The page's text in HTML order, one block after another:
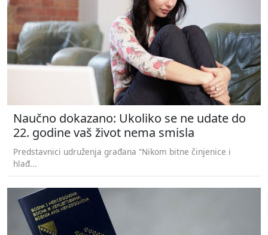
Naučno dokazano: Ukoliko se ne udate do
22. godine vaš život nema smisla
Predstavnici udruženja građana “Nikom bitne činjenice i
hlađ...